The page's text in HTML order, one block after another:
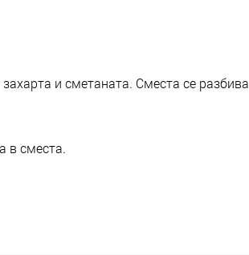
и сметаната. Сместа се разбива
в сместа.